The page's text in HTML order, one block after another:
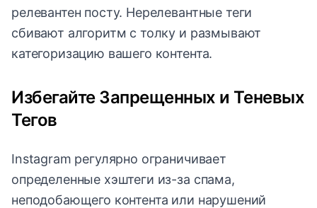
релевантен посту. Нерелевантные теги
сбивают алгоритм с толку и размывают
категоризацию вашего контента.
Избегайте Запрещенных и Теневых
Тегов
Instagram регулярно ограничивает
определенные хэштеги из-за спама,
неподобающего контента или нарушений